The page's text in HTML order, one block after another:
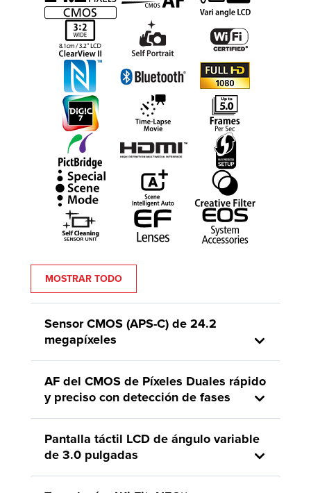
MOSTRAR TODO
Sensor CMOS (APS-C) de 24.2
megapíxeles
AF del CMOS de Píxeles Duales rápido
y preciso con detección de fases
Pantalla táctil LCD de ángulo variable
de 3.0 pulgadas